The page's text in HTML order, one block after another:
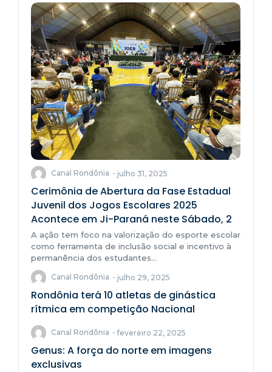
Canal Rondônia - julho 31, 2025
Cerimônia de Abertura da Fase Estadual
Juvenil dos Jogos Escolares 2025
Acontece em Ji-Paraná neste Sábado, 2
A ação tem foco na valorização do esporte escolar
como ferramenta de inclusão social e incentivo à
permanência dos estudantes...
Canal Rondônia - julho 29, 2025
Rondônia terá 10 atletas de ginástica
rítmica em competição Nacional
Canal Rondônia - fevereiro 22, 2025
Genus: A força do norte em imagens
exclusivas